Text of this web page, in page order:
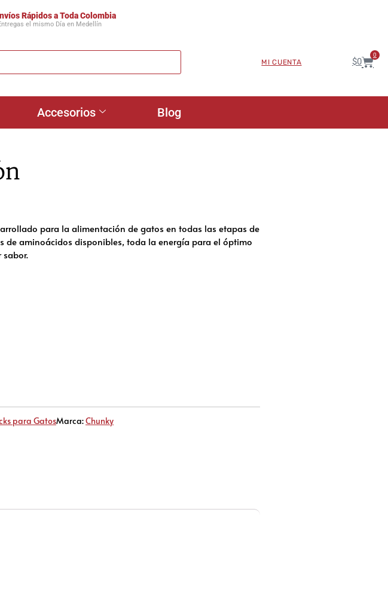
Rápidos a Toda Colombia
el mismo Día en Medellín
MI CUENTA $0
0
Accesorios Blog
para la alimentación de gatos en todas las etapas de
de aminoácidos disponibles, toda la energía para el óptimo
para GatosMarca:Chunky